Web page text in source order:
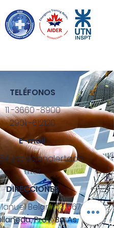
TELÉFONOS
11 -3660 -8900
2901 -612120
E-mail
m.ar
DIRECCIONES
Belgrano 667
Prov. Bs. As.